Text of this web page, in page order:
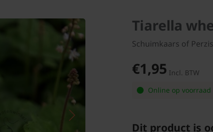
Tiarella
Schuimkaars of
€1,95 Incl. BTW
Online op voorraad
Dit product is